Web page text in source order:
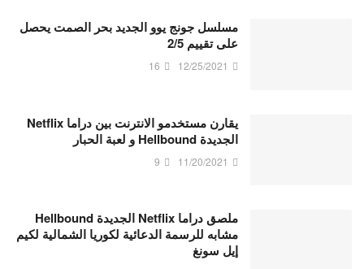
مسلسل جونج يوو الجديد بحر الصمت يحصل
على تقييم 2/5
12/25/2021
16
يقارن مستخدمو الانترنت بين دراما Netflix
الجديدة Hellbound و لعبة الحبار
11/20/2021
9
ملصق دراما Netflix الجديدة Hellbound
مشابه للرسمة الدعائية لكوريا الشمالية لكيم
إيل سونغ